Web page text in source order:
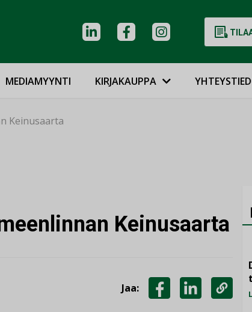
MEDIAMYYNTI KIRJAKAUPPA
Keinusaarta
Keinusaarta
Jaa: